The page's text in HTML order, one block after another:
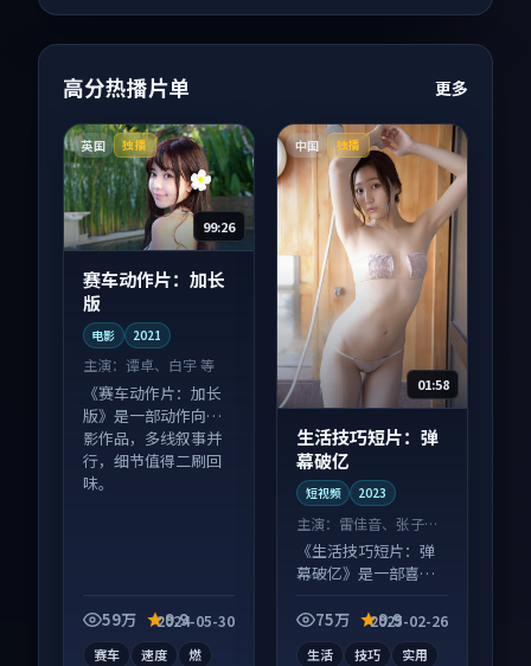
高分热播片单 更多
英国 独播
99:26
赛车动作片：加长
版
电影 2021
主演： 谭卓、白宇 等
《赛车动作片：加长
版》是一部动作向电
影作品，多线叙事并
行，细节值得二刷回
味。
59万 9.9
2024-05-30
赛车 速度 燃
中国 独播
01:58
生活技巧短片：弹
幕破亿
短视频 2023
主演： 雷佳音、张子枫
等
《生活技巧短片：弹
幕破亿》是一部喜剧
持续发酵，适合周末
75万 9.9
2025-02-26
生活 技巧 实用